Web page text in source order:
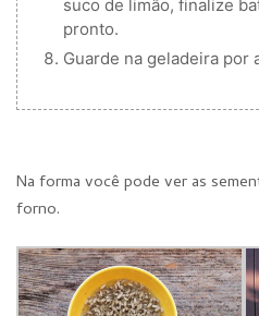
suco de limão, finalize
pronto.
Guarde na geladeira por
Na forma você pode ver as
forno.